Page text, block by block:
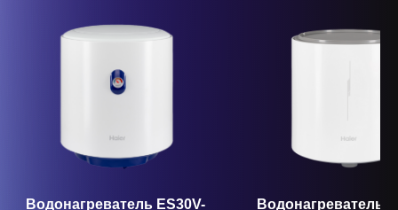
Водонагреватель ES30V-
Водонагреватель